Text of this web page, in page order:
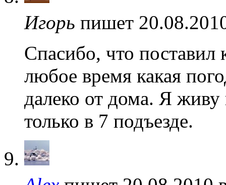
Игорь пишет
Спасибо, что поставил
любое время какая
далеко от дома. Я
только в 7 подъезде.